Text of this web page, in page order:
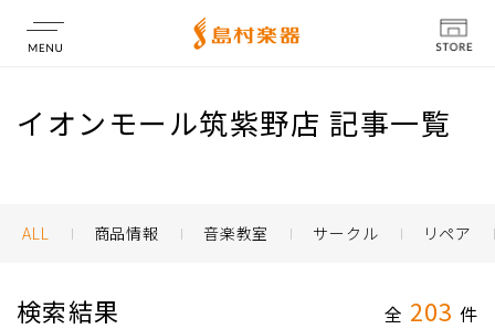
店舗情報
イオンモール筑紫野店 記事一覧
ALL 商品情報 音楽教室 サークル リペア
検索結果 全 203 件